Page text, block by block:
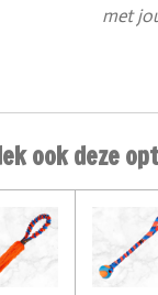
met
ook deze